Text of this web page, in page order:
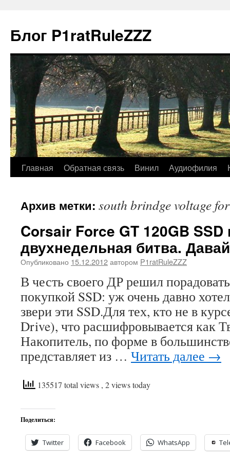
Блог P1ratRuleZZZ
Главная Обратная связь Винил Аудиофилия
Архив метки: south brindge voltage
Corsair Force GT 120GB
двухнедельная битва.
Опубликовано 15.12.2012автором P1ratRuleZZZ
В честь своего ДР решил
покупкой SSD: уж очень давно
звери эти SSD.Для тех, кто не в
Drive), что расшифровывается как
Накопитель, по форме в
представляет из … Читать далее →
135517 total views , 2 views today
Поделиться:
Twitter Facebook WhatsApp